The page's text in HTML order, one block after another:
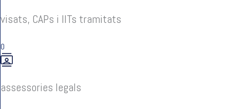
visats, CAPs i IITs tramitats
0
assessories legals